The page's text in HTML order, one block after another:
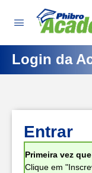
Login da
Entrar
Primeira vez
Clique em